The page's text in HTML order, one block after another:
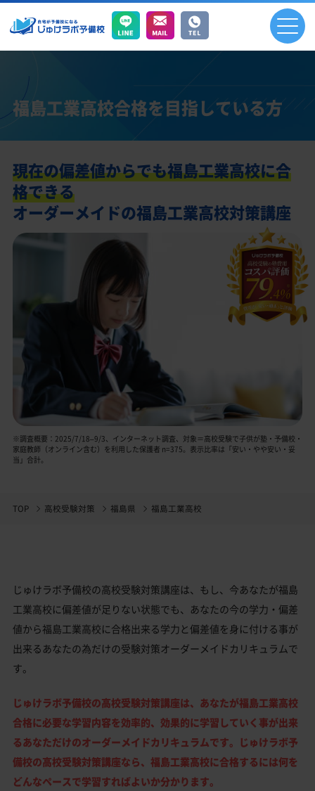
福島工業高校合格を目指している方
現在の偏差値からでも福島工業高校に合
格できる
オーダーメイドの福島工業高校対策講座
※調査概要：2025/7/18–9/3、インターネット調査、対象＝高校受験で子供が塾・予備校・
家庭教師（オンライン含む）を利用した保護者 n=375。表示比率は「安い・やや安い・妥
当」合計。
TOP 高校受験対策 福島県 福島工業高校
じゅけラボ予備校の高校受験対策講座は、もし、今あなたが福島
工業高校に偏差値が足りない状態でも、あなたの今の学力・偏差
値から福島工業高校に合格出来る学力と偏差値を身に付ける事が
出来るあなたの為だけの受験対策オーダーメイドカリキュラムで
す。
じゅけラボ予備校の高校受験対策講座は、あなたが福島工業高校
合格に必要な学習内容を効率的、効果的に学習していく事が出来
るあなただけのオーダーメイドカリキュラムです。じゅけラボ予
備校の高校受験対策講座なら、福島工業高校に合格するには何を
どんなペースで学習すればよいか分かります。